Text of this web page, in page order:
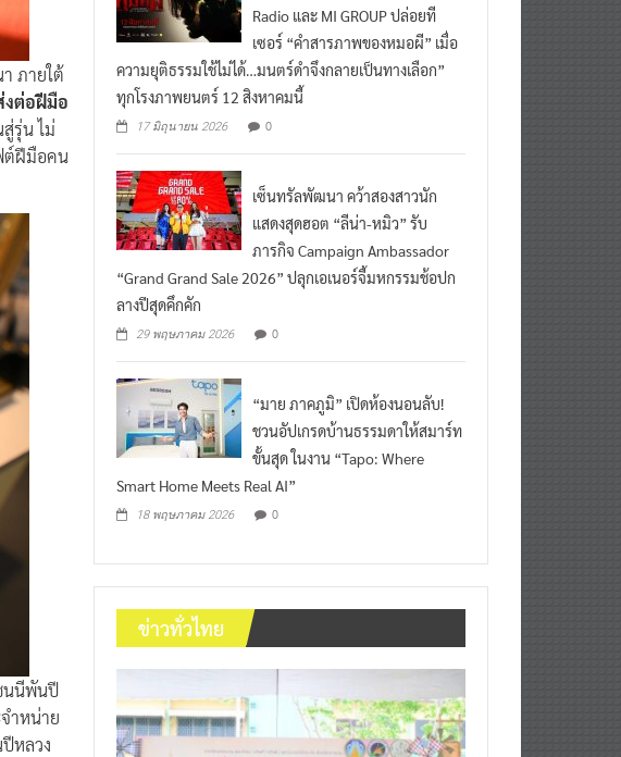
ภายใต้
งต่อฝีมือ
รุ่น ไม่
ต์ฝีมือคน
นนีพันปี
ำหน่าย
หลวง
Radio และ MI GROUP ปล่อยที
เซอร์ “คำสารภาพของหมอผี” เมื่อ
ความยุติธรรมใช้ไม่ได้…มนตร์ดำจึงกลายเป็นทางเลือก”
ทุกโรงภาพยนตร์ 12 สิงหาคมนี้
17 มิถุนายน 2026 0
เซ็นทรัลพัฒนา คว้าสองสาวนัก
แสดงสุดฮอต “ลีน่า-หมิว” รับ
ภารกิจ Campaign Ambassador
“Grand Grand Sale 2026” ปลุกเอเนอร์จี้มหกรรมช้อปก
ลางปีสุดคึกคัก
29 พฤษภาคม 2026 0
“มาย ภาคภูมิ” เปิดห้องนอนลับ!
ชวนอัปเกรดบ้านธรรมดาให้สมาร์ท
ขั้นสุด ในงาน “Tapo: Where
Smart Home Meets Real AI”
18 พฤษภาคม 2026 0
ข่าวทั่วไทย